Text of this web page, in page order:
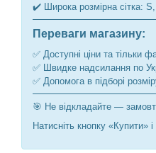
✔️ Широка розмірна сітка: S,
Переваги магазину:
✅ Доступні ціни та тільки
✅ Швидке надсилання по
✅ Допомога в підборі
🎯 Не відкладайте —
Натисніть кнопку «Купити»